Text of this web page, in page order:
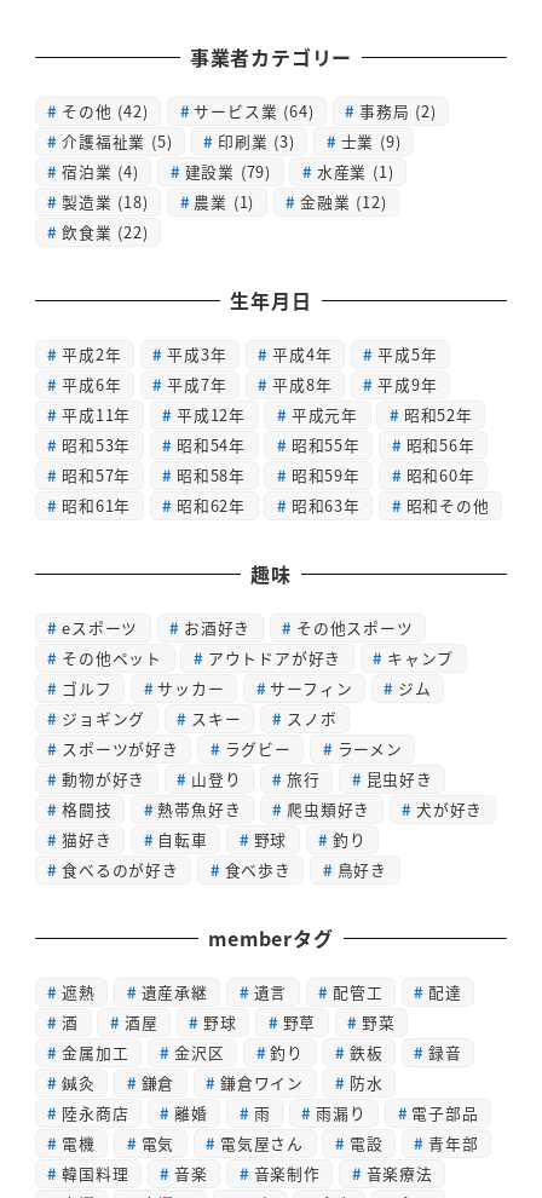
事業者カテゴリー
その他 (42) サービス業 (64) 事務局 (2)
介護福祉業 (5) 印刷業 (3) 士業 (9)
宿泊業 (4) 建設業 (79) 水産業 (1)
製造業 (18) 農業 (1) 金融業 (12)
飲食業 (22)
生年月日
平成2年 平成3年 平成4年
平成5年
平成6年
平成7年 平成8年
平成9年
平成11年
平成12年 平成元年
昭和52年
昭和53年
昭和54年 昭和55年
昭和56年
昭和57年
昭和58年 昭和59年
昭和60年
昭和61年
昭和62年 昭和63年 昭和その他
趣味
eスポーツ お酒好き
その他スポーツ
その他ペット
アウトドアが好き
キャンプ
ゴルフ
サッカー サーフィン
ジム
ジョギング
スキー
スノボ
スポーツが好き
ラグビー
ラーメン
動物が好き
山登り 旅行
昆虫好き
格闘技
熱帯魚好き 爬虫類好き
犬が好き
猫好き
自転車 野球
釣り
食べるのが好き
食べ歩き 鳥好き
memberタグ
遮熱 遺産承継 遺言 配管工
配達
酒
酒屋 野球 野草
野菜
金属加工
金沢区 釣り 鉄板
録音
鍼灸
鎌倉 鎌倉ワイン
防水
陸永商店
離婚 雨 雨漏り
電子部品
電機
電気 電気屋さん 電設
青年部
韓国料理
音楽 音楽制作
音楽療法